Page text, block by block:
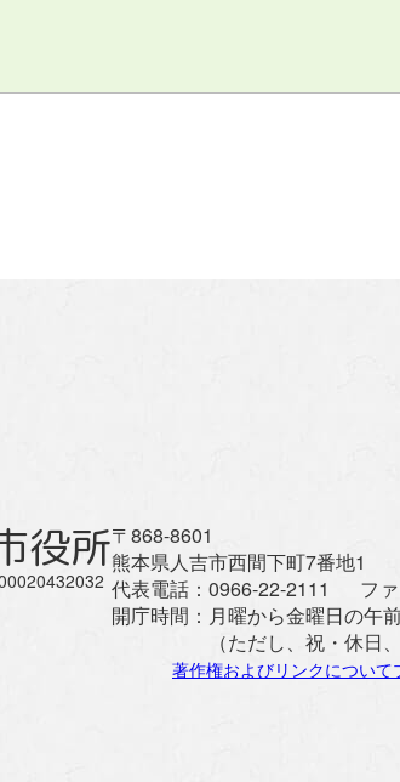
役所〒868-8601
熊本県人吉市西間下町7番地1
代表電話： 0966-22-2111 フ
開庁時間： 月曜から金曜日の午
（ただし、祝・休日
著作権およびリンクについて